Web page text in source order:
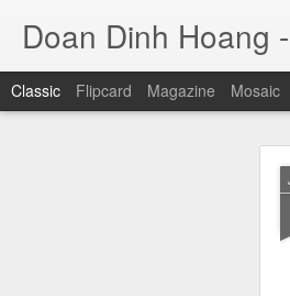
Doan Dinh Hoang
Classic Flipcard Magazine Mosaic